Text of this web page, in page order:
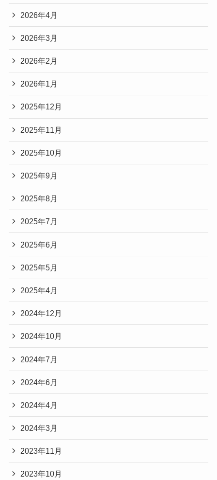
2026年4月
2026年3月
2026年2月
2026年1月
2025年12月
2025年11月
2025年10月
2025年9月
2025年8月
2025年7月
2025年6月
2025年5月
2025年4月
2024年12月
2024年10月
2024年7月
2024年6月
2024年4月
2024年3月
2023年11月
2023年10月